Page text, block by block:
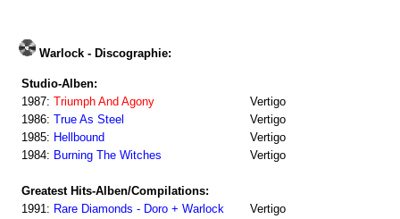
Warlock - Discographie:
Studio-Alben:
1987: Triumph And Agony
Vertigo
1986: True As Steel
Vertigo
1985: Hellbound
Vertigo
1984: Burning The Witches Vertigo
Greatest Hits-Alben/Compilations:
1991: Rare Diamonds - Doro + Warlock Vertigo